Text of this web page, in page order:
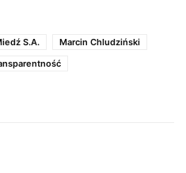
S.A.
Marcin Chludziński